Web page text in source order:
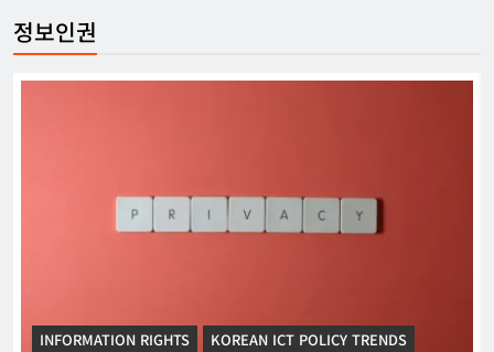
러 이상 지원
정보인권
INFORMATION RIGHTS KOREAN ICT POLICY TRENDS